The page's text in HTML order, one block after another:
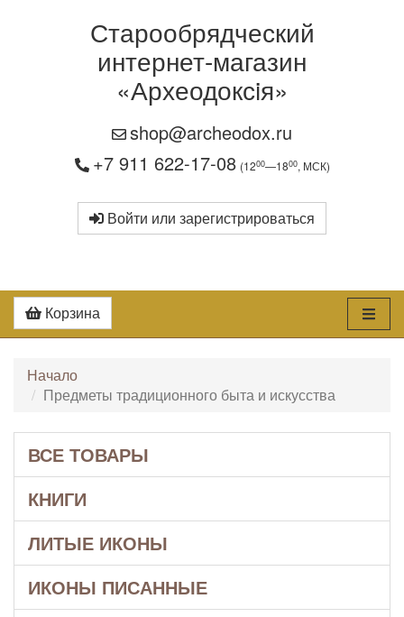
Старообрядческий
интернет-магазин
«Археодоксiя»
shop@archeodox.ru
+7 911 622-17-08 (1200—1800, МСК)
Войти или зарегистрироваться
Корзина
Начало
Предметы традиционного быта и искусства
ВСЕ ТОВАРЫ
КНИГИ
ЛИТЫЕ ИКОНЫ
ИКОНЫ ПИСАННЫЕ